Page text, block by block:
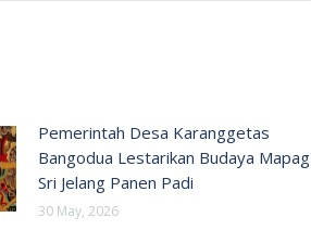
Pemerintah Desa Karanggetas
Bangodua Lestarikan Budaya Mapag
Sri Jelang Panen Padi
30 May, 2026